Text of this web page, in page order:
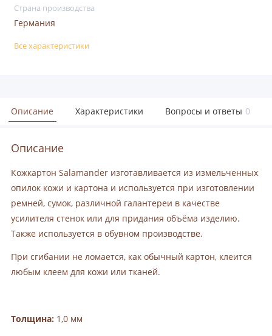
Страна производства
Германия
Все характеристики
Описание Характеристики Вопросы и ответы 0
Описание
Кожкартон Salamander изготавливается из измельченных
опилок кожи и картона и используется при изготовлении
ремней, сумок, различной галантереи в качестве
усилителя стенок или для придания объёма изделию.
Также используется в обувном производстве.
При сгибании не ломается, как обычный картон, клеится
любым клеем для кожи или тканей.
Толщина: 1,0 мм